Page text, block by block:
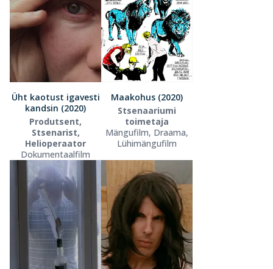
Üht kaotust igavesti
kandsin (2020)
Produtsent,
Stsenarist,
Helioperaator
Dokumentaalfilm
Maakohus (2020)
Stsenaariumi
toimetaja
Mängufilm, Draama,
Lühimängufilm